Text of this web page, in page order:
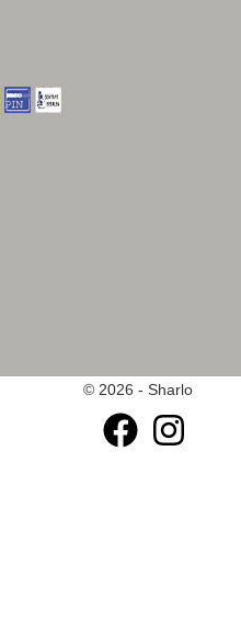
© 2026 - Sharlo
facebookinstagram